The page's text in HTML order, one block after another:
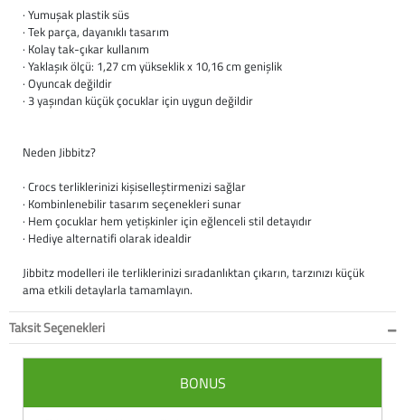
· Yumuşak plastik süs
· Tek parça, dayanıklı tasarım
· Kolay tak-çıkar kullanım
· Yaklaşık ölçü: 1,27 cm yükseklik x 10,16 cm genişlik
· Oyuncak değildir
· 3 yaşından küçük çocuklar için uygun değildir
Neden Jibbitz?
· Crocs terliklerinizi kişiselleştirmenizi sağlar
· Kombinlenebilir tasarım seçenekleri sunar
· Hem çocuklar hem yetişkinler için eğlenceli stil detayıdır
· Hediye alternatifi olarak idealdir
Jibbitz modelleri ile terliklerinizi sıradanlıktan çıkarın, tarzınızı küçük
ama etkili detaylarla tamamlayın.
Taksit Seçenekleri
BONUS